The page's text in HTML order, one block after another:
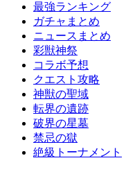
最強ランキング
ガチャまとめ
ニュースまとめ
彩獣神祭
コラボ予想
クエスト攻略
神獣の聖域
転界の遺跡
破界の星墓
禁忌の獄
絶級トーナメント